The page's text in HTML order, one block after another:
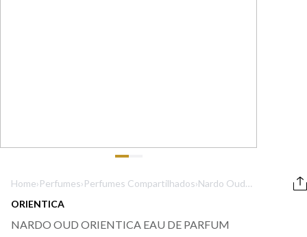
Home›Perfumes›Perfumes Compartilhados›Nardo Oud
ORIENTICA
NARDO OUD ORIENTICA EAU DE PARFUM